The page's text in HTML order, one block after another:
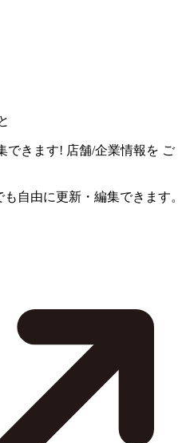
できます! 店舗/企業情報を ご
自由に更新・編集できます。